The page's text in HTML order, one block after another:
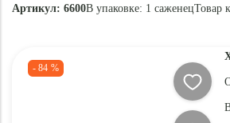
Артикул: 6600В упаковке: 1 саженецТовар
- 84 %